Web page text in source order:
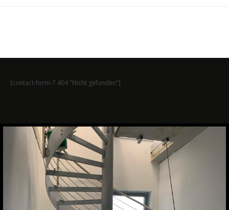
[contact-form-7 404 "Nicht gefunden"]